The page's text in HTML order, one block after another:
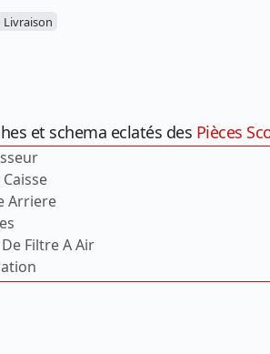
et schema eclatés des Pièces
Arriere
Filtre A Air